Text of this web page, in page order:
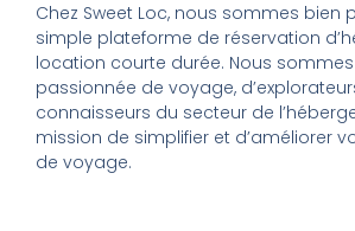
Chez Sweet Loc, nous sommes bien
simple plateforme de réservation
location courte durée. Nous
passionnée de voyage,
connaisseurs du secteur de
mission de simplifier et d’améliorer
de voyage.